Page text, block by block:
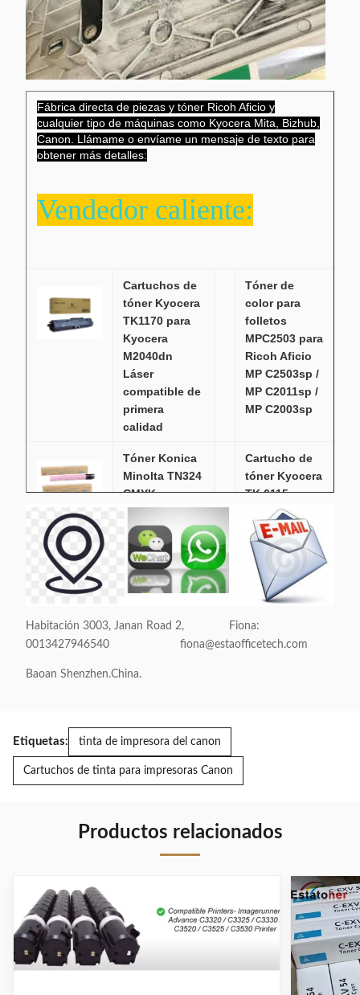
Fábrica directa de piezas y tóner Ricoh Aficio y
cualquier tipo de máquinas como Kyocera Mita, Bizhub,
Canon. Llámame o envíame un mensaje de texto para
obtener más detalles:
Vendedor caliente:
Cartuchos de
tóner Kyocera
TK1170 para
Kyocera
M2040dn
Láser
compatible de
primera
calidad
Tóner de
color para
folletos
MPC2503 para
Ricoh Aficio
MP C2503sp /
MP C2011sp /
MP C2003sp
Tóner Konica
Minolta TN324
CMYK
compatible
con Bizhub
C308 original
Cartucho de
tóner Kyocera
TK 6115
Negro para
TASKalfa
2520i / 2510i
M4125idn /
4132idn
15,000
MX 235 AT
compatibles
con la
copiadora
Habitación 3003, Janan Road 2, Fiona:
0013427946540 fiona@estaofficetech.com
Baoan Shenzhen.China.
Etiquetas: tinta de impresora del canon
Cartuchos de tinta para impresoras Canon
Productos relacionados